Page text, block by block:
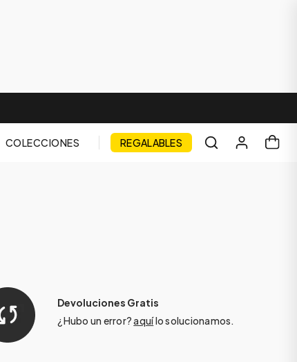
COLECCIONES REGALABLES
Devoluciones Gratis
¿Hubo un error?aquílo solucionamos.